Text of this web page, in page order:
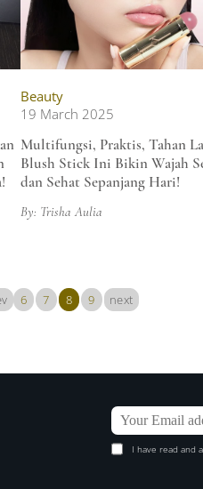
Beauty
19 March 2025
Multifungsi, Praktis, Tahan
Blush Stick Ini Bikin Wajah
dan Sehat Sepanjang Hari!
By: Trisha Aulia
6 7 8 9 next
I have read and